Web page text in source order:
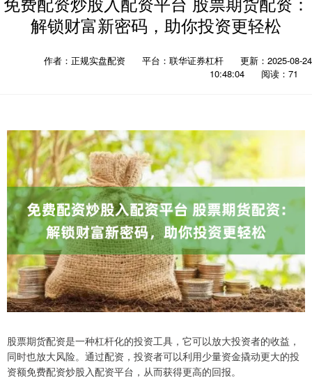
解锁财富新密码，助你投资更轻松
作者：正规实盘配资 平台：联华证券杠杆
更新：2025-08-24
10:48:04
阅读：71
股票期货配资是一种杠杆化的投资工具，它可以放大投资者的收益，
同时也放大风险。通过配资，投资者可以利用少量资金撬动更大的投
资额免费配资炒股入配资平台，从而获得更高的回报。